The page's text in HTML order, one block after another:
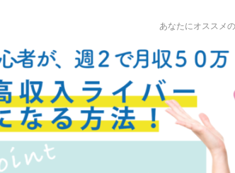
あなたにオススメ